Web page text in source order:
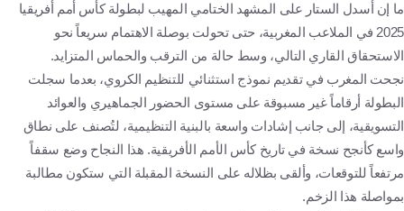
ما إن أسدل الستار على المشهد الختامي المهيب لبطولة كأس أمم أفريقيا
2025 في الملاعب المغربية، حتى تحولت بوصلة الاهتمام سريعاً نحو
الاستحقاق القاري التالي، وسط حالة من الترقب والحماس المتزايد.
نجحت المغرب في تقديم نموذج استثنائي للتنظيم الكروي، بعدما سجلت
البطولة أرقاماً غير مسبوقة على مستوى الحضور الجماهيري والعوائد
التسويقية، إلى جانب إشادات واسعة بالبنية التنظيمية، لتُصنف على نطاق
واسع كأنجح نسخة في تاريخ كأس الأمم الأفريقية. هذا النجاح وضع سقفاً
مرتفعاً للتوقعات، وألقى بظلاله على النسخة المقبلة التي ستكون مطالبة
بمواصلة هذا الزخم.